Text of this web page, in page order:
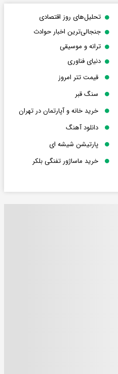
تحلیل‌های روز اقتصادی
جنجالی‌ترین اخبار حوادث
ترانه و موسیقی
دنیای فناوری
قیمت تتر امروز
سنگ قبر
خرید خانه و آپارتمان در تهران
دانلود آهنگ
پارتیشن شیشه ای
خرید ماساژور تفنگی بلکر